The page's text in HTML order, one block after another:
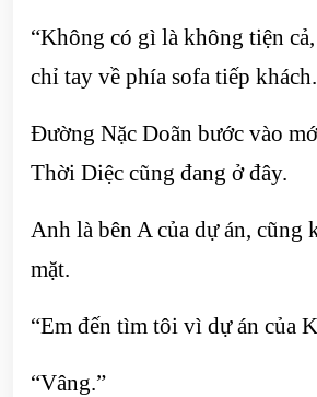
“Không có gì là không tiện
chỉ tay về phía sofa tiếp khách.
Đường Nặc Doãn bước vào
Thời Diệc cũng đang ở đây.
Anh là bên A của dự án, cũng
mặt.
“Em đến tìm tôi vì dự án của
“Vâng.”